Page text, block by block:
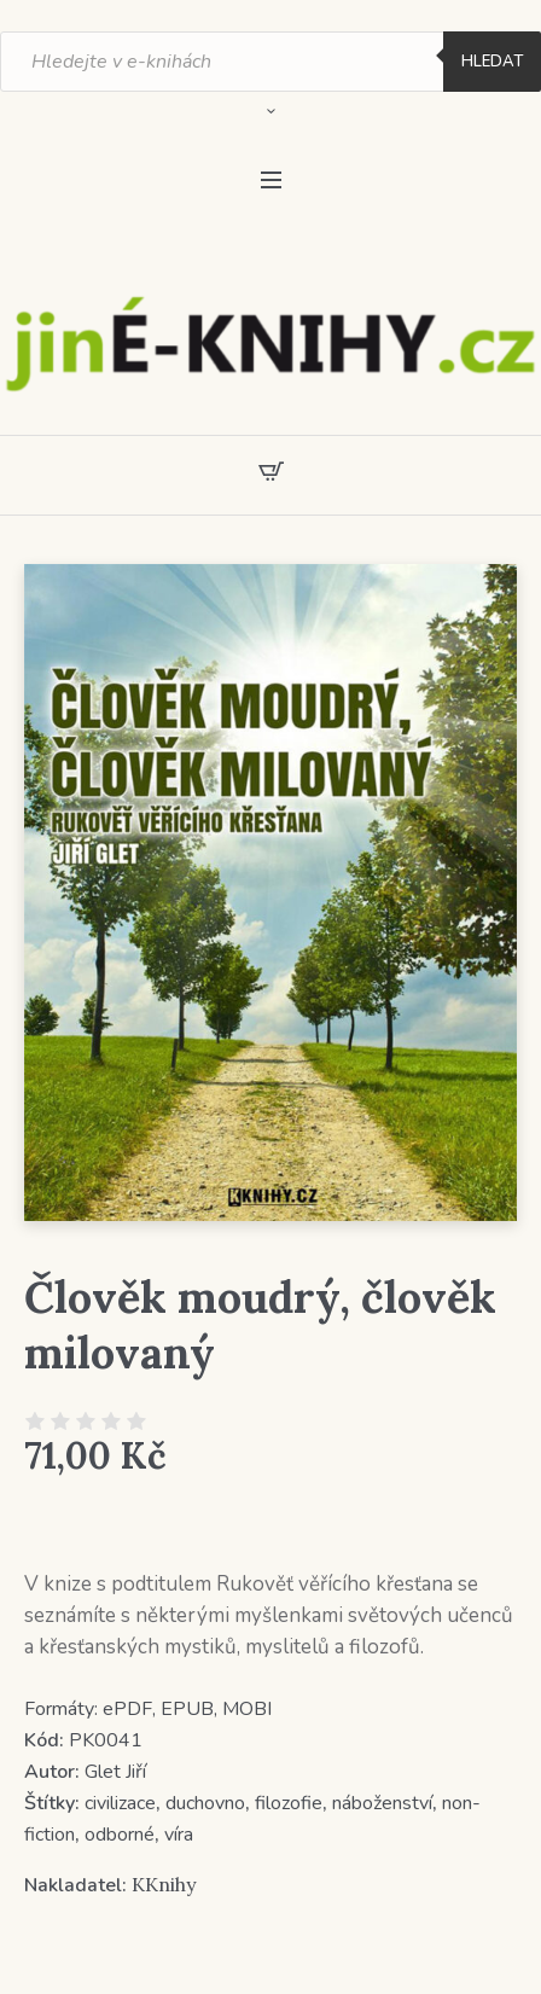
Products
search HLEDAT
Člověk moudrý, člověk
milovaný
71,00 Kč
V knize s podtitulem Rukověť věřícího křesťana se
seznámíte s některými myšlenkami světových učenců
a křesťanských mystiků, myslitelů a filozofů.
Formáty: ePDF, EPUB, MOBI
Kód: PK0041
Autor: Glet Jiří
Štítky: civilizace, duchovno, filozofie, náboženství, non-
fiction, odborné, víra
Nakladatel: KKnihy